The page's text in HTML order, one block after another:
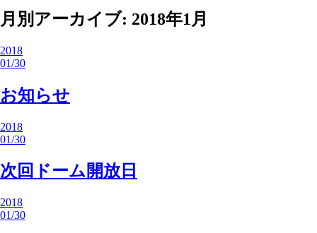
月別アーカイブ: 2018年1月
2018
01/30
お知らせ
2018
01/30
次回ドーム開放日
2018
01/30